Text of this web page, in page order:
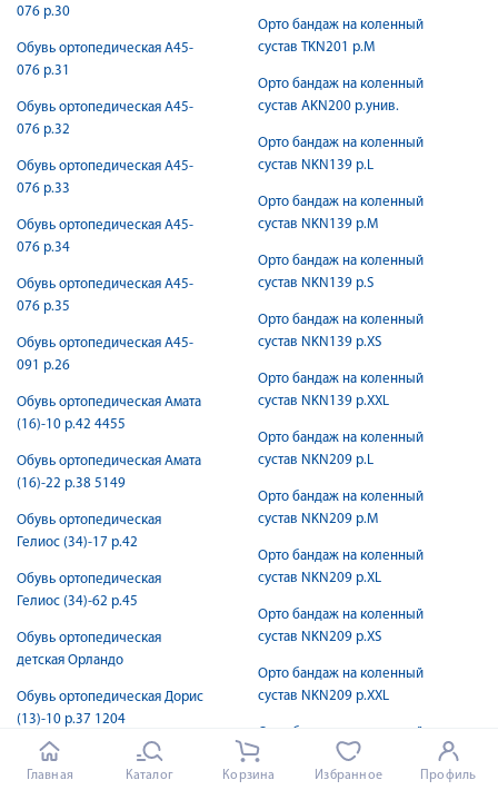
076 р.30
Обувь ортопедическая А45-
076 р.31
Обувь ортопедическая А45-
076 р.32
Обувь ортопедическая А45-
076 р.33
Обувь ортопедическая А45-
076 р.34
Обувь ортопедическая А45-
076 р.35
Обувь ортопедическая А45-
091 р.26
Обувь ортопедическая Амата
(16)-10 р.42 4455
Обувь ортопедическая Амата
(16)-22 р.38 5149
Обувь ортопедическая
Гелиос (34)-17 р.42
Обувь ортопедическая
Гелиос (34)-62 р.45
Обувь ортопедическая
детская Орландо
Обувь ортопедическая Дорис
(13)-10 р.37 1204
Обувь ортопедическая Дорис
(13)-50 р.36
Орто бандаж на коленный
сустав TKN201 р.М
Орто бандаж на коленный
сустав AKN200 р.унив.
Орто бандаж на коленный
сустав NKN139 р.L
Орто бандаж на коленный
сустав NKN139 р.M
Орто бандаж на коленный
сустав NKN139 р.S
Орто бандаж на коленный
сустав NKN139 р.XS
Орто бандаж на коленный
сустав NKN139 р.XXL
Орто бандаж на коленный
сустав NKN209 р.L
Орто бандаж на коленный
сустав NKN209 р.M
Орто бандаж на коленный
сустав NKN209 р.XL
Орто бандаж на коленный
сустав NKN209 р.XS
Орто бандаж на коленный
сустав NKN209 р.XXL
Орто бандаж на коленный
сустав TKN200 р.L
Главная Каталог Корзина Избранное Профиль